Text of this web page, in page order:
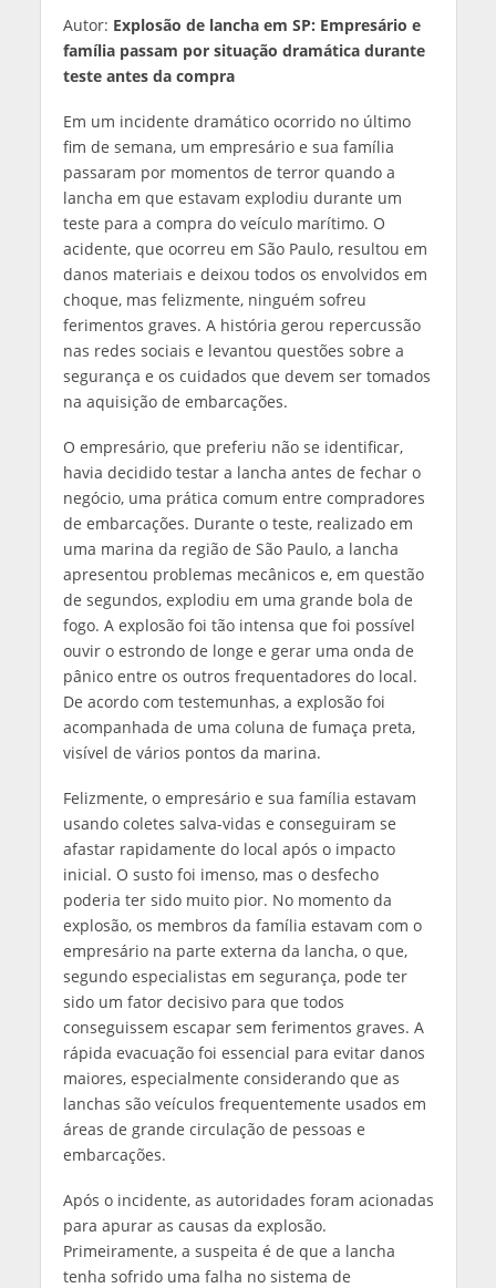
Autor: Explosão de lancha em SP: Empresário e
família passam por situação dramática durante
teste antes da compra
Em um incidente dramático ocorrido no último
fim de semana, um empresário e sua família
passaram por momentos de terror quando a
lancha em que estavam explodiu durante um
teste para a compra do veículo marítimo. O
acidente, que ocorreu em São Paulo, resultou em
danos materiais e deixou todos os envolvidos em
choque, mas felizmente, ninguém sofreu
ferimentos graves. A história gerou repercussão
nas redes sociais e levantou questões sobre a
segurança e os cuidados que devem ser tomados
na aquisição de embarcações.
O empresário, que preferiu não se identificar,
havia decidido testar a lancha antes de fechar o
negócio, uma prática comum entre compradores
de embarcações. Durante o teste, realizado em
uma marina da região de São Paulo, a lancha
apresentou problemas mecânicos e, em questão
de segundos, explodiu em uma grande bola de
fogo. A explosão foi tão intensa que foi possível
ouvir o estrondo de longe e gerar uma onda de
pânico entre os outros frequentadores do local.
De acordo com testemunhas, a explosão foi
acompanhada de uma coluna de fumaça preta,
visível de vários pontos da marina.
Felizmente, o empresário e sua família estavam
usando coletes salva-vidas e conseguiram se
afastar rapidamente do local após o impacto
inicial. O susto foi imenso, mas o desfecho
poderia ter sido muito pior. No momento da
explosão, os membros da família estavam com o
empresário na parte externa da lancha, o que,
segundo especialistas em segurança, pode ter
sido um fator decisivo para que todos
conseguissem escapar sem ferimentos graves. A
rápida evacuação foi essencial para evitar danos
maiores, especialmente considerando que as
lanchas são veículos frequentemente usados em
áreas de grande circulação de pessoas e
embarcações.
Após o incidente, as autoridades foram acionadas
para apurar as causas da explosão.
Primeiramente, a suspeita é de que a lancha
tenha sofrido uma falha no sistema de